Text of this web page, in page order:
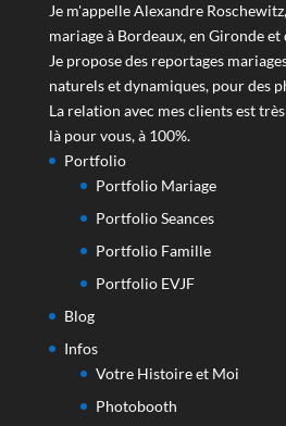
Je m'appelle Alexandre
mariage à Bordeaux, en Gironde
Je propose des reportages
naturels et dynamiques, pour des
La relation avec mes clients est
là pour vous, à 100%.
Portfolio
Portfolio Mariage
Portfolio Seances
Portfolio Famille
Portfolio EVJF
Blog
Infos
Votre Histoire et Moi
Photobooth